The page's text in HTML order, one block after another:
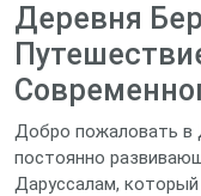
Деревня
Добро пожаловать в
постоянно
Даруссалам,